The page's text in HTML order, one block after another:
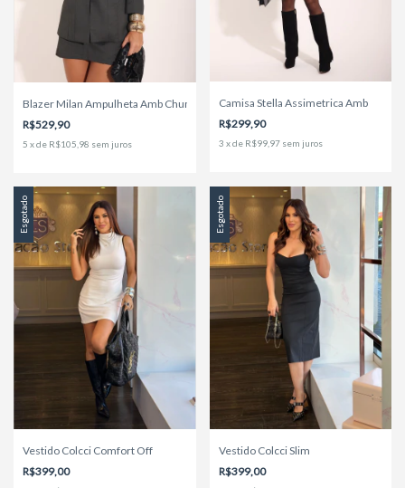
Blazer Milan Ampulheta Amb Chumbo
R$529,90
5 xde R$105,98 sem juros
Camisa Stella Assimetrica Amb
R$299,90
3 xde R$99,97 sem juros
Esgotado
Vestido Colcci Comfort Off
R$399,00
Esgotado
Vestido Colcci Slim
R$399,00